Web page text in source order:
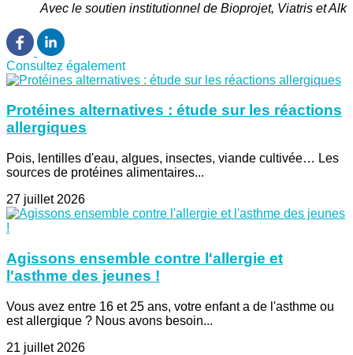
Avec le soutien institutionnel de Bioprojet, Viatris et Alk
Consultez également
Protéines alternatives : étude sur les réactions
allergiques
Pois, lentilles d'eau, algues, insectes, viande cultivée… Les
sources de protéines alimentaires...
27 juillet 2026
Agissons ensemble contre l'allergie et
l'asthme des jeunes !
Vous avez entre 16 et 25 ans, votre enfant a de l'asthme ou
est allergique ? Nous avons besoin...
21 juillet 2026